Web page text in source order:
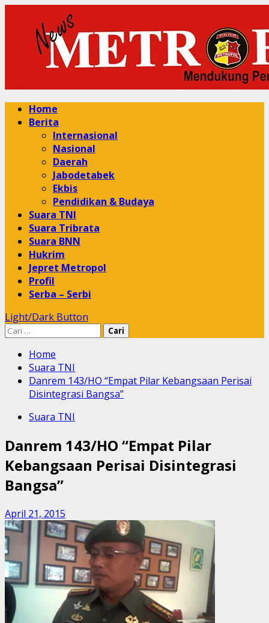
content
Primary
Menu
Home
Berita
Internasional
Nasional
Daerah
Jabodetabek
Ekbis
Pendidikan & Budaya
Suara TNI
Suara Tribrata
Suara BNN
Hukrim
Jepret Metropol
Profil
Serba – Serbi
Light/Dark Button
Cari
Home
Suara TNI
Danrem 143/HO “Empat Pilar Kebangsaan Perisai
Disintegrasi Bangsa”
Suara TNI
Danrem 143/HO “Empat Pilar
Kebangsaan Perisai Disintegrasi
Bangsa”
April 21, 2015